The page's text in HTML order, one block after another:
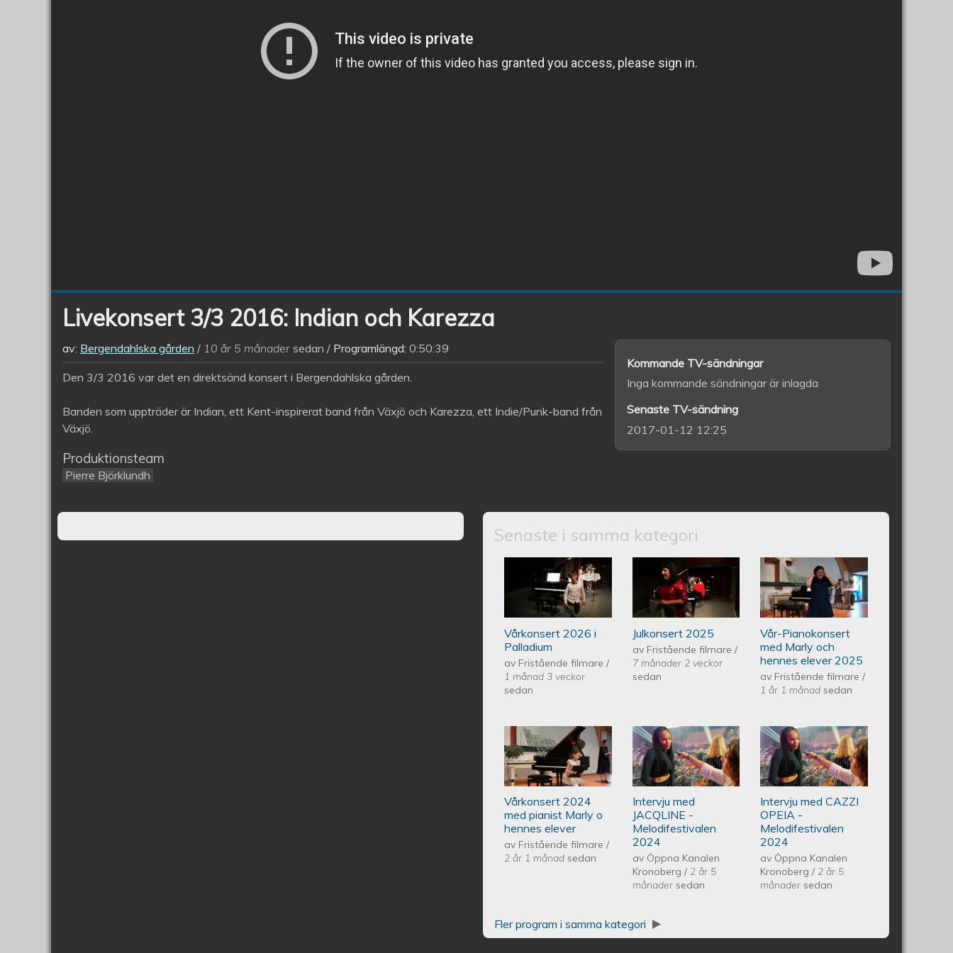
Livekonsert 3/3 2016: Indian och Karezza
av: Bergendahlska gården 10 år 5 månader sedan Programlängd: 0:50:39
Den 3/3 2016 var det en direktsänd konsert i Bergendahlska gården.
Banden som uppträder är Indian, ett Kent-inspirerat band från Växjö och Karezza, ett Indie/Punk-band från
Växjö.
Produktionsteam
Pierre Björklundh
Kommande TV-sändningar
Inga kommande sändningar är inlagda
Senaste TV-sändning
2017-01-12 12:25
Senaste i samma kategori
Piano Marly Azevedo Andersson Vårkonsert
PALLADIUM 2026 06 10
Vårkonsert 2026 i
Palladium
av Fristående filmare/
1 månad 3 veckor
sedan
Piano Marly Azevedo Andersson
Julkonsert PALLADIUM 251206
Julkonsert 2025
av Fristående filmare /
7 månader 2 veckor
sedan
Piano Marly
Azevedo
Andersson
Vårkonsert
250607
Vår-Pianokonsert
med Marly och
hennes elever 2025
av Fristående filmare/
1 år 1 månad sedan
Piano Marly Azevedo Andersson Vårkonsert
EQUMENIAkyrkan 240608
Vårkonsert 2024
med pianist Marly o
hennes elever
av Fristående filmare/
2 år 1 månad sedan
Intervju med JACQLINE -
Melodifestivalen 2024
Intervju med
JACQLINE -
Melodifestivalen
2024
av Öppna Kanalen
Kronoberg / 2 år 5
månadersedan
Intervju med
CAZZI OPEIA -
Melodifestivalen
2024
Intervju med CAZZI
OPEIA -
Melodifestivalen
2024
av Öppna Kanalen
Kronoberg/ 2 år 5
månader sedan
Fler program i samma kategori